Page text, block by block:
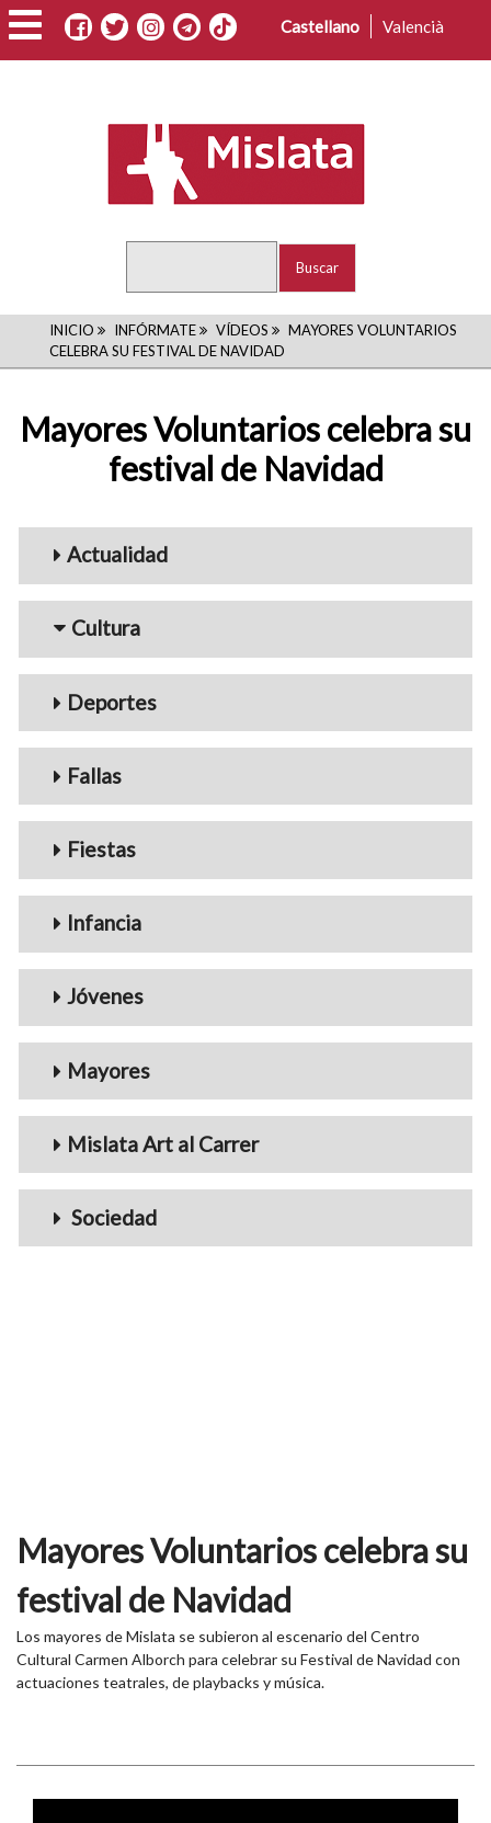
Pasar
al
contenido
Castellano Valencià
RUTA
DE
NAVEGACIÓN
INICIO INFÓRMATE VÍDEOS
MAYORES VOLUNTARIOS
CELEBRA SU FESTIVAL DE NAVIDAD
Mayores Voluntarios celebra su
festival de Navidad
Menu_Videos
Actualidad
Cultura
Deportes
Fallas
Fiestas
Infancia
Jóvenes
Mayores
Mislata Art al Carrer
Sociedad
Mayores Voluntarios celebra su
festival de Navidad
Los mayores de Mislata se subieron al escenario del Centro
Cultural Carmen Alborch para celebrar su Festival de Navidad con
actuaciones teatrales, de playbacks y música.